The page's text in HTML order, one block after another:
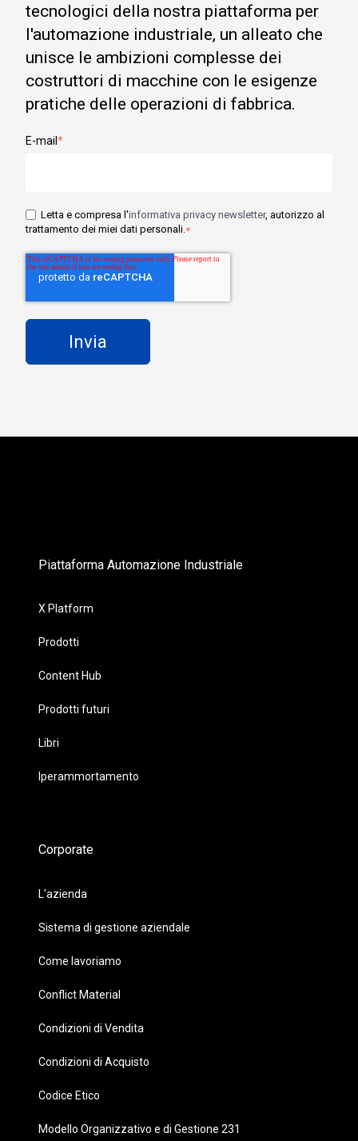
tecnologici della nostra piattaforma per
l'automazione industriale, un alleato che
unisce le ambizioni complesse dei
costruttori di macchine con le esigenze
pratiche delle operazioni di fabbrica.
E-mail *
Letta e compresa l'informativa privacy newsletter, autorizzo al
trattamento dei miei dati personali.*
Piattaforma Automazione Industriale
X Platform
Prodotti
Content Hub
Prodotti futuri
Libri
Iperammortamento
Corporate
L'azienda
Sistema di gestione aziendale
Come lavoriamo
Conflict Material
Condizioni di Vendita
Condizioni di Acquisto
Codice Etico
Modello Organizzativo e di Gestione 231